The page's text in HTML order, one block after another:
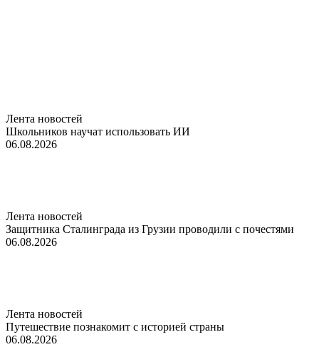
Лента новостей
Школьников научат использовать ИИ
06.08.2026
Лента новостей
Защитника Сталинграда из Грузии проводили с почестями
06.08.2026
Лента новостей
Путешествие познакомит с историей страны
06.08.2026